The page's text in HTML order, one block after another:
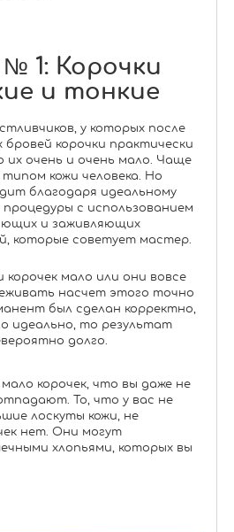
1: Корочки
и тонкие
у которых после
бровей корочки практически
их очень и очень мало. Чаще
кожи человека. Но
благодаря идеальному
процедуры с использованием
и заживляющих
которые советует мастер.
корочек мало или они вовсе
насчет этого точно
был сделан корректно,
идеально, то результат
долго.
корочек, что вы даже не
То, что у вас не
лоскуты кожи, не
нет. Они могут
хлопьями, которых вы